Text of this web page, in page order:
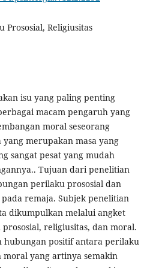
Prososial, Religiusitas
isu yang paling penting
macam pengaruh yang
moral seseorang
merupakan masa yang
sangat pesat yang mudah
Tujuan dari penelitian
perilaku prososial dan
remaja. Subjek penelitian
dikumpulkan melalui angket
religiusitas, dan moral.
hubungan positif antara perilaku
moral yang artinya semakin